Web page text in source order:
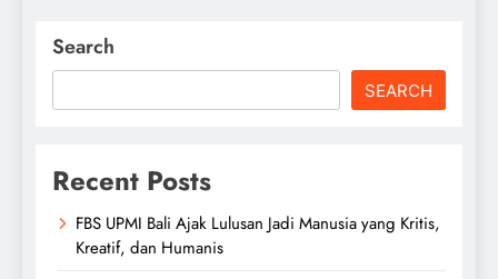
Search
SEARCH
Recent Posts
FBS UPMI Bali Ajak Lulusan Jadi Manusia yang Kritis,
Kreatif, dan Humanis